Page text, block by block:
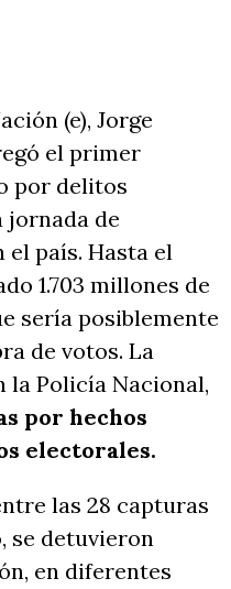
(e), Jorge
el primer
por delitos
jornada de
el país. Hasta el
1.703 millones de
sería posiblemente
de votos. La
la Policía Nacional,
por hechos
electorales.
las 28 capturas
se detuvieron
en diferentes